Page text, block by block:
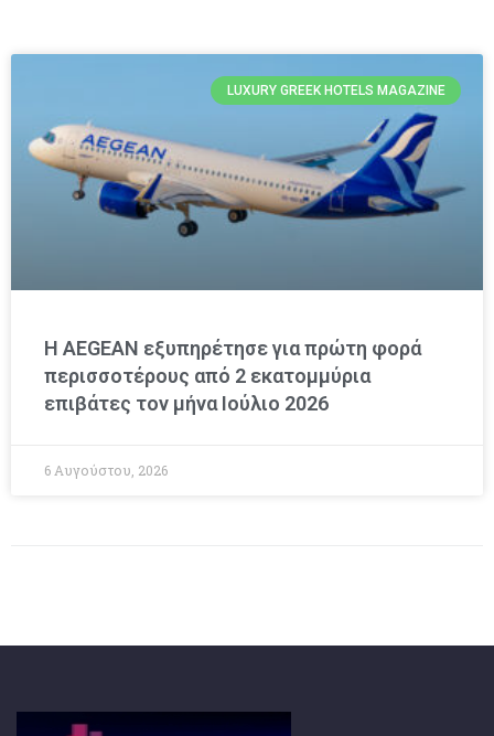
LUXURY GREEK HOTELS MAGAZINE
Η AEGEAN εξυπηρέτησε για πρώτη φορά
περισσοτέρους από 2 εκατομμύρια
επιβάτες τον μήνα Ιούλιο 2026
6 Αυγούστου, 2026